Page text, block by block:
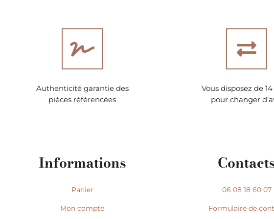
Authenticité garantie des
pièces référencées
Vous disposez de
pour changer
Informations
Panier
Mon compte
06 08 18 60 07
Formulaire de